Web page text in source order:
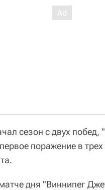
сезон с двух побед,
поражение в трех
дня "Виннипег